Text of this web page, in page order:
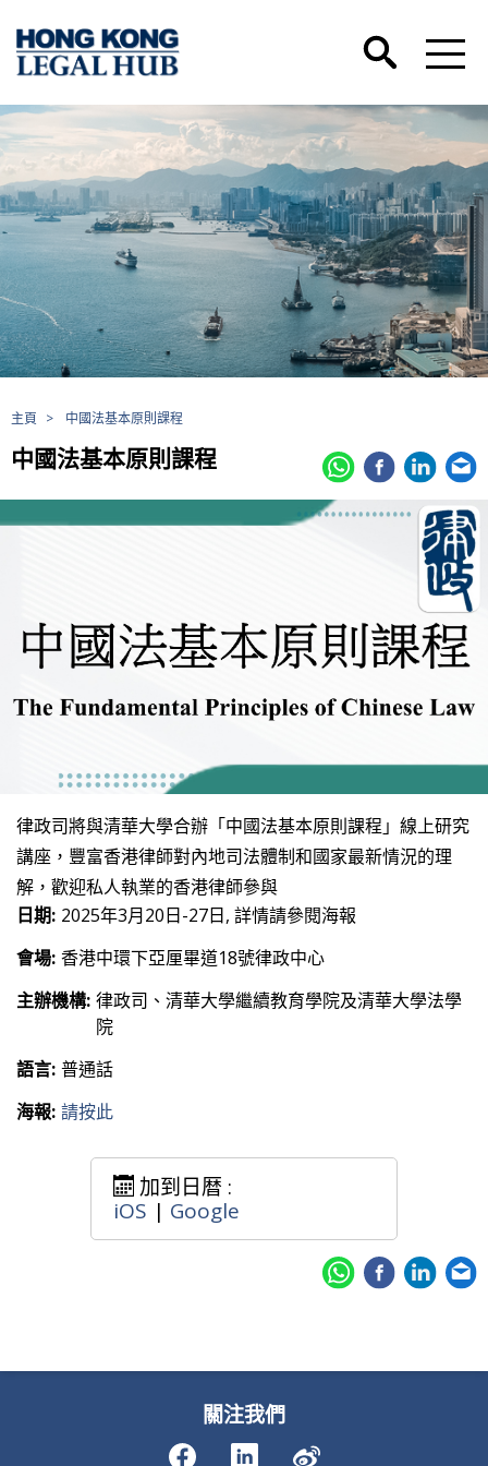
主頁 > 中國法基本原則課程
中國法基本原則課程
律政司將與清華大學合辦「中國法基本原則課程」線上研究
講座，豐富香港律師對內地司法體制和國家最新情況的理
解，歡迎私人執業的香港律師參與
日期: 2025年3月20日-27日, 詳情請參閱海報
會場: 香港中環下亞厘畢道18號律政中心
主辦機構: 律政司、清華大學繼續教育學院及清華大學法學
院
語言: 普通話
海報: 請按此
加到日暦 :
iOS | Google
關注我們